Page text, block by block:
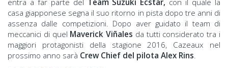
casa giapponese segna il suo ritorno in pista dopo tre anni di
assenza dalle competizioni. Dopo aver guidato il team di
meccanici di quel Maverick Viñales da tutti considerato tra i
maggiori protagonisti della stagione 2016, Cazeaux nel
prossimo anno sarà Crew Chief del pilota Alex Rins